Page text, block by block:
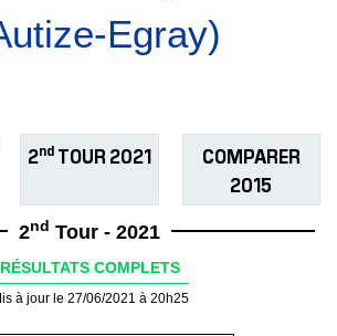
Egray)
2ndTOUR 2021
COMPARER
2015
2nd Tour - 2021
RÉSULTATS COMPLETS
à jour le 27/06/2021 à 20h25